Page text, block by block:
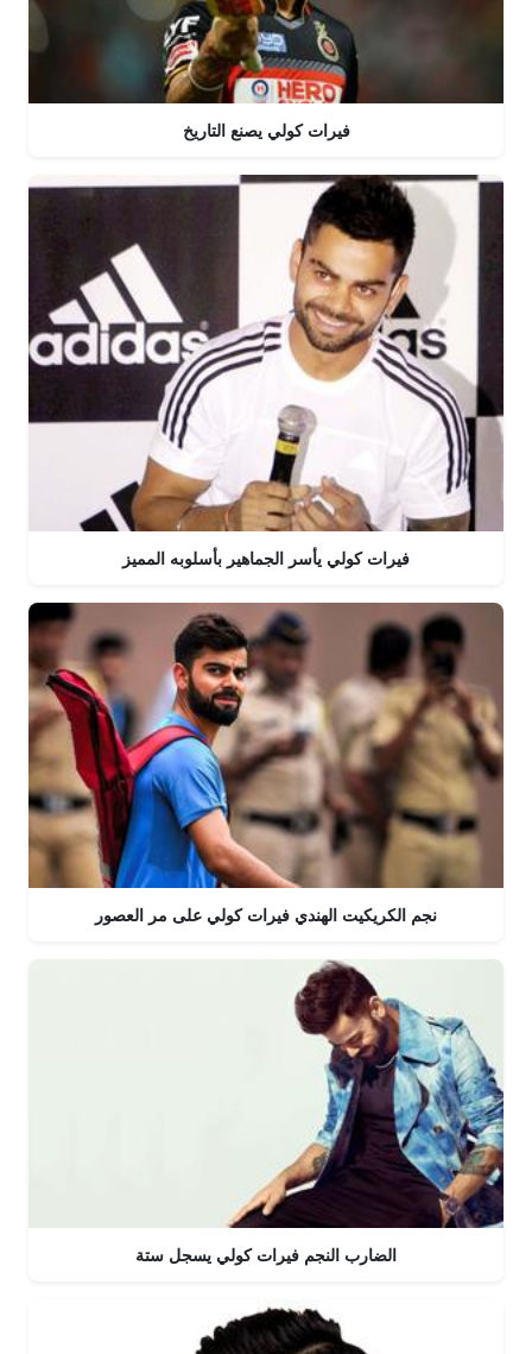
فيرات كولي يصنع التاريخ
فيرات كولي يأسر الجماهير بأسلوبه المميز
نجم الكريكيت الهندي فيرات كولي على مر العصور
الضارب النجم فيرات كولي يسجل ستة